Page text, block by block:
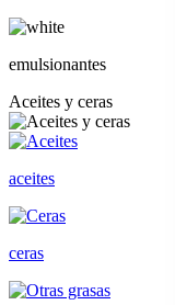
emulsionantes
Aceites y ceras
aceites
ceras